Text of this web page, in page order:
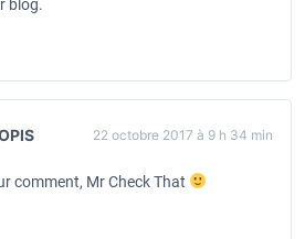
blog.
22 octobre 2017 à 9 h 34 min
comment, Mr Check That